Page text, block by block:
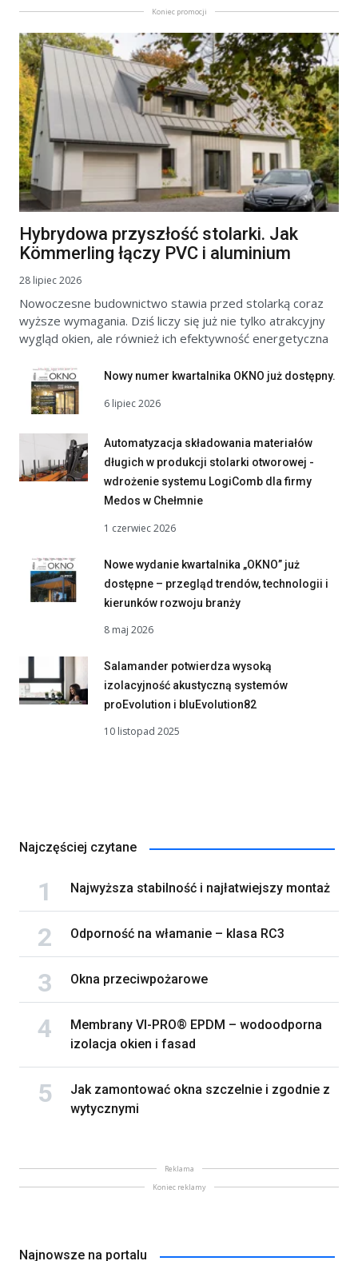
Koniec promocji
Hybrydowa przyszłość stolarki. Jak
Kömmerling łączy PVC i aluminium
28 lipiec 2026
Nowoczesne budownictwo stawia przed stolarką coraz
wyższe wymagania. Dziś liczy się już nie tylko atrakcyjny
wygląd okien, ale również ich efektywność energetyczna
Nowy numer kwartalnika OKNO już dostępny.
6 lipiec 2026
Automatyzacja składowania materiałów
długich w produkcji stolarki otworowej -
wdrożenie systemu LogiComb dla firmy
Medos w Chełmnie
1 czerwiec 2026
Nowe wydanie kwartalnika „OKNO” już
dostępne – przegląd trendów, technologii i
kierunków rozwoju branży
8 maj 2026
Salamander potwierdza wysoką
izolacyjność akustyczną systemów
proEvolution i bluEvolution82
10 listopad 2025
Najczęściej czytane
Najwyższa stabilność i najłatwiejszy montaż
Odporność na włamanie – klasa RC3
Okna przeciwpożarowe
Membrany VI-PRO® EPDM – wodoodporna
izolacja okien i fasad
Jak zamontować okna szczelnie i zgodnie z
wytycznymi
Reklama
Koniec reklamy
Najnowsze na portalu